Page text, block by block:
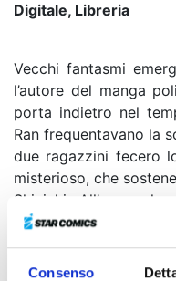
Consenso
Digitale, Libreria
Vecchi fantasmi
l’autore del manga
porta indietro nel
Ran frequentavano la
due ragazzini fecero
misterioso, che
Shinichi. All’epoca lo
messaggio scritto
finalmente è giunto il
risolto.